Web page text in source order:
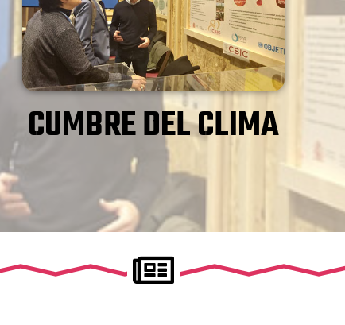
CUMBRE DEL CLIMA